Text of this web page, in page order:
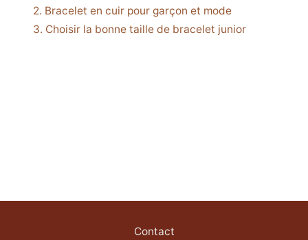
Bracelet en cuir pour garçon et mode
Choisir la bonne taille de bracelet junior
Contact